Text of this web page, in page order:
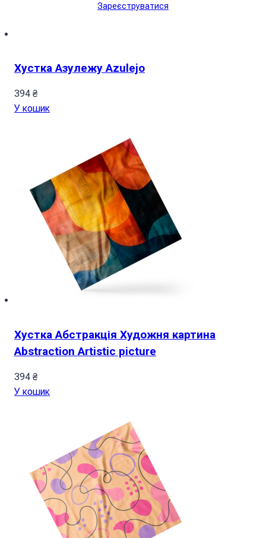
Хустка Азулежу Azulejo
394 ₴
У кошик
Хустка Абстракція Художня картина
Abstraction Artistic picture
394 ₴
У кошик
Зареєструватися